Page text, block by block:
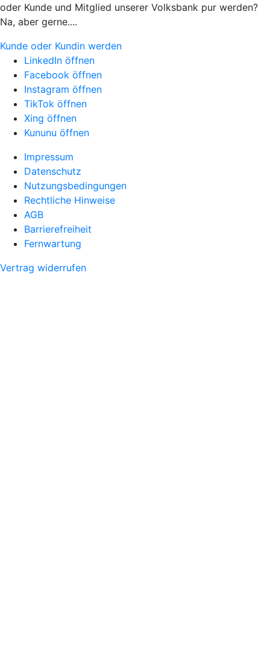
oder Kunde und Mitglied unserer Volksbank pur werden?
Na, aber gerne....
Kunde oder Kundin werden
LinkedIn öffnen
Facebook öffnen
Instagram öffnen
TikTok öffnen
Xing öffnen
Kununu öffnen
Impressum
Datenschutz
Nutzungsbedingungen
Rechtliche Hinweise
AGB
Barrierefreiheit
Fernwartung
Vertrag widerrufen